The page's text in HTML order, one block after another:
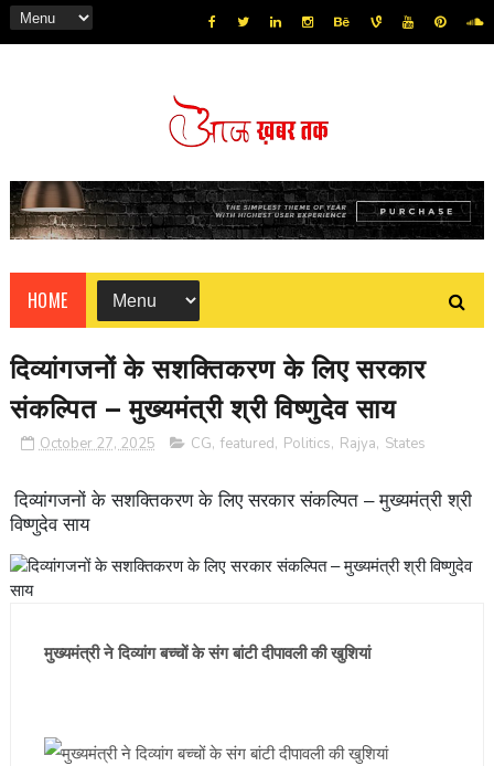
HOME
दिव्यांगजनों के सशक्तिकरण के लिए सरकार
संकल्पित – मुख्यमंत्री श्री विष्णुदेव साय
October 27, 2025 CG, featured, Politics, Rajya, States
दिव्यांगजनों के सशक्तिकरण के लिए सरकार संकल्पित – मुख्यमंत्री श्री
विष्णुदेव साय
मुख्यमंत्री ने दिव्यांग बच्चों के संग बांटी दीपावली की खुशियां